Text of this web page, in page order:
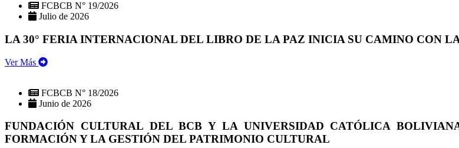
FCBCB N° 19/2026
Julio de 2026
LA 30° FERIA INTERNACIONAL DEL LIBRO DE LA PAZ INICIA SU CAMINO CON
Ver Más
FCBCB N° 18/2026
Junio de 2026
FUNDACIÓN CULTURAL DEL BCB Y LA UNIVERSIDAD CATÓLICA
FORMACIÓN Y LA GESTIÓN DEL PATRIMONIO CULTURAL